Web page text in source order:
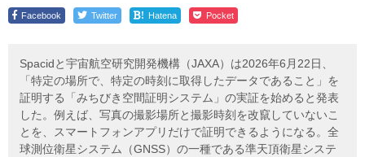
Facebook Twitter ! Hatena Pocket
Spacidと宇宙航空研究開発機構（JAXA）は2026年6月22日、
「特定の場所で、特定の時刻に取得したデータであること」を
証明する「みちびき空間証明システム」の実証を始めると発表
した。例えば、写真の撮影場所と撮影時刻を改竄していないこ
とを、スマートフォンアプリだけで証明できるようになる。全
球測位衛星システム（GNSS）の一種である準天頂衛星システ